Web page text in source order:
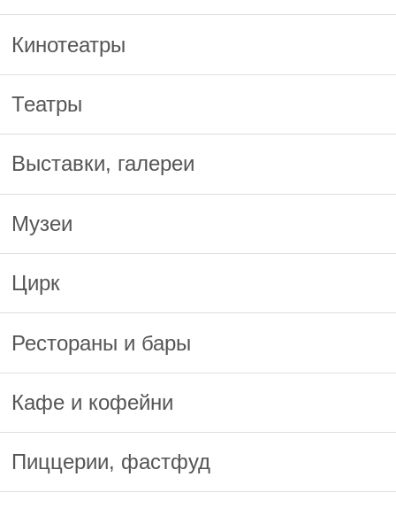
Кинотеатры
Театры
Выставки, галереи
Музеи
Цирк
Рестораны и бары
Кафе и кофейни
Пиццерии, фастфуд